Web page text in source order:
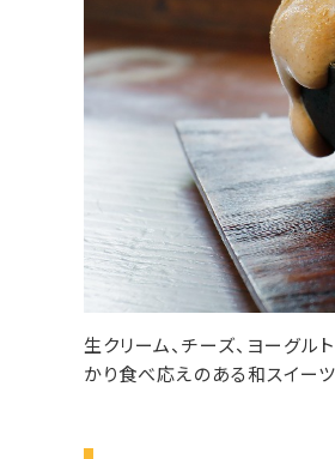
生クリーム、チーズ、ヨーグ
かり食べ応えのある和スイー